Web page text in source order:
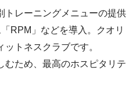
トレーニングメニューの提供
RPM」などを導入。クオリ
トネスクラブです。
むため、最高のホスピタリテ